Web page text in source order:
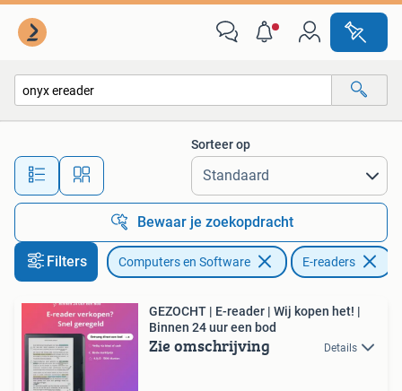
Alle afstanden…
Sorteer op
Bewaar je zoekopdracht
Filters Computers en Software E-readers
GEZOCHT | E-reader | Wij kopen het! |
Binnen 24 uur een bod
Zie omschrijving Details